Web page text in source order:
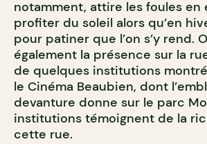
notamment, attire les foules en
profiter du soleil alors qu’en
pour patiner que l’on s’y rend.
également la présence sur la
de quelques institutions
le Cinéma Beaubien, dont
devanture donne sur le parc
institutions témoignent de la
cette rue.